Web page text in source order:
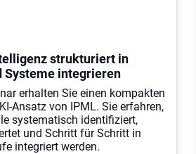
strukturiert in
Systeme integrieren
erhalten Sie einen kompakten
Ansatz von IPML. Sie erfahren,
systematisch identifiziert,
und Schritt für Schritt in
integriert werden.